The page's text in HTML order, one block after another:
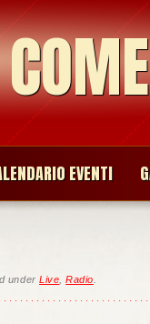
EVENTI
underLive ,Radio